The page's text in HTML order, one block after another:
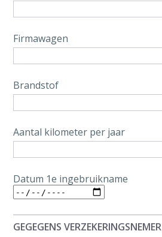
Firmawagen
Brandstof
Aantal kilometer per jaar
Datum 1e ingebruikname
GEGEGENS VERZEKERINGSNEMER